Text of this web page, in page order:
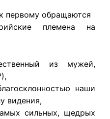
первому обращаются
племена на
из мужей,
наши
видения,
сильных, щедрых